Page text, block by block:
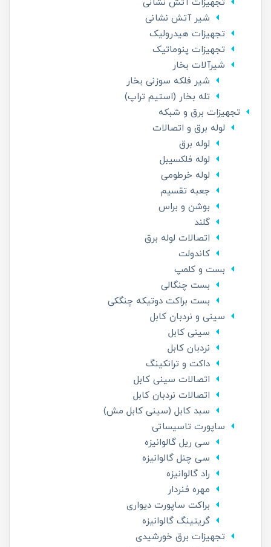
شیر آتش نشانی
تجهیزات هیدرولیک
تجهیزات پنوماتیک
شیرآلات بخار
شیر فلکه سوزنی بخار
تله بخار (استیم تراپ)
تجهیزات برق و شبکه
لوله برق و اتصالات
لوله برق
لوله فلکسیبل
لوله خرطومی
جعبه تقسیم
بوشن و براس
گلند
اتصالات لوله برق
کاندولت
بست و کلمپ
بست چنگالی
بست براکت دوتیکه چنگکی
سینی و نردبان کابل
سینی کابل
نردبان کابل
داکت و ترانکینگ
اتصالات سینی کابل
اتصالات نردبان کابل
سبد کابل (سینی کابل مش)
ساپورت تاسیساتی
سی ریل گالوانیزه
سی چنل گالوانیزه
راد گالوانیزه
مهره فنردار
براکت ساپورت دیواری
گریتینگ گالوانیزه
تجهیزات برق خورشیدی